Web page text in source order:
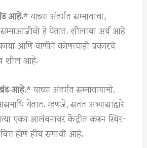
आहे.* याच्या अंतर्गत सम्मावाचा,
हे येतात. शीलाचा अर्थ आहे
आणि वाणीने कोणत्याही प्रकारचे
शील आहे.
आहे.* याच्या अंतर्गत सम्मावायामो,
येतात. म्हणजे, सतत अभ्यासाद्वारे
एका आलंबनावर केेंद्रीत करून स्थिर-
होणे हीच समाधी आहे.